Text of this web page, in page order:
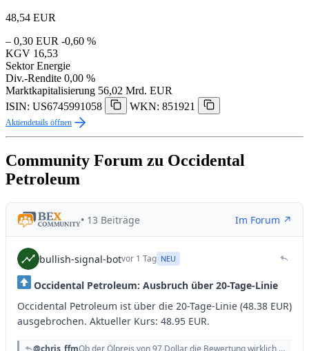
48,54 EUR
– 0,30 EUR -0,60 %
KGV 16,53
Sektor Energie
Div.-Rendite 0,00 %
Marktkapitalisierung 56,02 Mrd. EUR
ISIN: US6745991058
WKN: 851921
Aktiendetails öffnen
Community Forum zu Occidental
Petroleum